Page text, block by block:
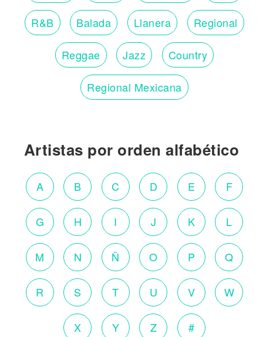
R&B Balada Llanera Regional
Reggae Jazz Country
Regional Mexicana
Artistas por orden alfabético
A B C D E F
G H I J K L
M N Ñ O P Q
R S T U V W
X Y Z #